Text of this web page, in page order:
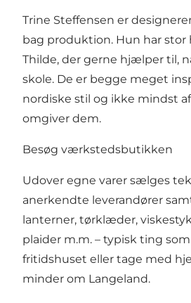
Trine Steffensen er
bag produktion. Hun har
Thilde, der gerne hjælper til,
skole. De er begge meget
nordiske stil og ikke mindst
omgiver dem.
Besøg værkstedsbutikken
Udover egne varer sælges
anerkendte leverandører
lanterner, tørklæder,
plaider m.m. – typisk ting
fritidshuset eller tage med
minder om Langeland.